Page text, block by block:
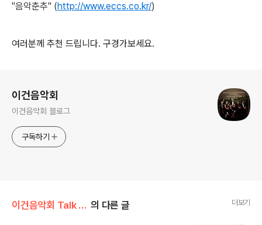
"음악춘추" (http://www.eccs.co.kr/)
여러분께 추천 드립니다. 구경가보세요.
이건음악회
이건음악회 블로그
구독하기
이건음악회 Talk Talk/클래식 톡톡 의 다른 글 더보기